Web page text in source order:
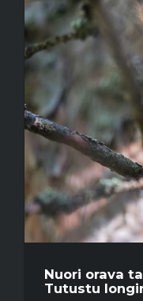
Nuori orava
Tutustu